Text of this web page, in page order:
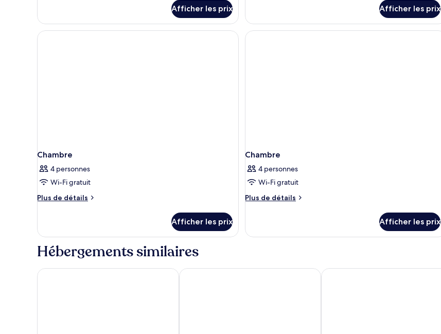
la
cour
Chambre
Standard,
vue
Afficher les prix
supérieure
(REC
Life)
Afficher les prix
Chambre
4 personnes
Wi-Fi gratuit
Plus de détails
Plus
Chambre
Afficher les prix
Chambre
4 personnes
Wi-Fi gratuit
Plus de détails
Plus
Chambre
Afficher les prix
Hébergements similaires
Rialto Sixties Ramblas Hotel Barcelona Universal